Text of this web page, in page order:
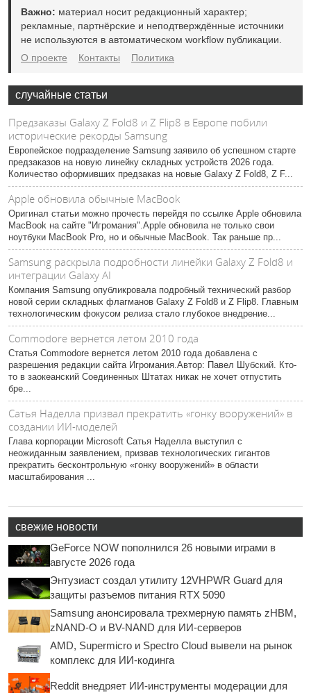
Важно: материал носит редакционный характер;
рекламные, партнёрские и неподтверждённые источники
не используются в автоматическом workflow публикации.
О проекте
Контакты Политика
случайные статьи
Предзаказы Galaxy Z Fold8 и Z Flip8 в Европе побили
исторические рекорды Samsung
Европейское подразделение Samsung заявило об успешном старте
предзаказов на новую линейку складных устройств 2026 года.
Количество оформивших предзаказ на новые Galaxy Z Fold8, Z F...
Apple обновила обычные MacBook
Оригинал статьи можно прочесть перейдя по ссылке Apple обновила
MacBook на сайте "Игромания".Apple обновила не только свои
ноутбуки MacBook Pro, но и обычные MacBook. Так раньше пр...
Samsung раскрыла подробности линейки Galaxy Z Fold8 и
интеграции Galaxy AI
Компания Samsung опубликровала подробный технический разбор
новой серии складных флагманов Galaxy Z Fold8 и Z Flip8. Главным
технологическим фокусом релиза стало глубокое внедрение...
Commodore вернется летом 2010 года
Статья Commodore вернется летом 2010 года добавлена с
разрешения редакции сайта Игромания.Автор: Павел Шубский. Кто-
то в заокеанский Соединенных Штатах никак не хочет отпустить
бре...
Сатья Наделла призвал прекратить «гонку вооружений» в
создании ИИ-моделей
Глава корпорации Microsoft Сатья Наделла выступил с
неожиданным заявлением, призвав технологических гигантов
прекратить бесконтрольную «гонку вооружений» в области
масштабирования ...
свежие новости
GeForce NOW пополнился 26 новыми играми в
августе 2026 года
Энтузиаст создал утилиту 12VHPWR Guard для
защиты разъемов питания RTX 5090
Samsung анонсировала трехмерную память zHBM,
zNAND-O и BV-NAND для ИИ-серверов
AMD, Supermicro и Spectro Cloud вывели на рынок
комплекс для ИИ-кодинга
Reddit внедряет ИИ-инструменты модерации для